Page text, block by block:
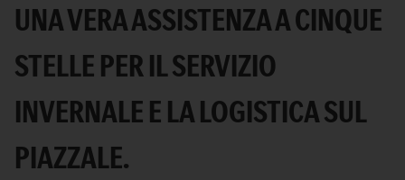
UNA VERA ASSISTENZA A CINQUE
STELLE PER IL SERVIZIO
INVERNALE E LA LOGISTICA SUL
PIAZZALE.